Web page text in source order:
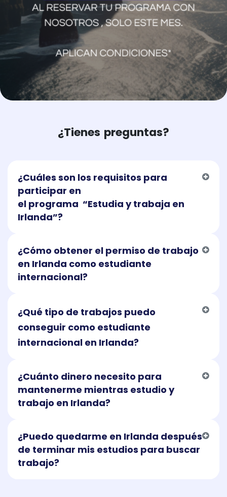
¿Tienes preguntas?
¿Cuáles son los requisitos para
participar en
el programa “Estudia y trabaja en
Irlanda”?
¿Cómo obtener el permiso de trabajo
en Irlanda como estudiante
internacional?
¿Qué tipo de trabajos puedo
conseguir como estudiante
internacional en Irlanda?
¿Cuánto dinero necesito para
mantenerme mientras estudio y
trabajo en Irlanda?
¿Puedo quedarme en Irlanda después
de terminar mis estudios para buscar
trabajo?